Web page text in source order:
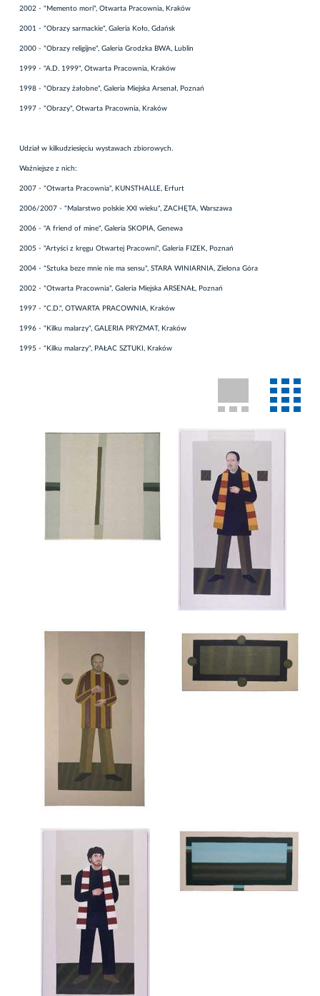
2002 - "Memento mori", Otwarta Pracownia, Kraków
2001 - "Obrazy sarmackie", Galeria Koło, Gdańsk
2000 - "Obrazy religijne", Galeria Grodzka BWA, Lublin
1999 - "A.D. 1999", Otwarta Pracownia, Kraków
1998 - "Obrazy żałobne", Galeria Miejska Arsenał, Poznań
1997 - "Obrazy", Otwarta Pracownia, Kraków
Udział w kilkudziesięciu wystawach zbiorowych.
Ważniejsze z nich:
2007 - "Otwarta Pracownia", KUNSTHALLE, Erfurt
2006/2007 - "Malarstwo polskie XXI wieku", ZACHĘTA, Warszawa
2006 - "A friend of mine", Galeria SKOPIA, Genewa
2005 - "Artyści z kręgu Otwartej Pracowni", Galeria FIZEK, Poznań
2004 - "Sztuka beze mnie nie ma sensu", STARA WINIARNIA, Zielona Góra
2002 - "Otwarta Pracownia", Galeria Miejska ARSENAŁ, Poznań
1997 - "C.D.", OTWARTA PRACOWNIA, Kraków
1996 - "Kilku malarzy", GALERIA PRYZMAT, Kraków
1995 - "Kilku malarzy", PAŁAC SZTUKI, Kraków